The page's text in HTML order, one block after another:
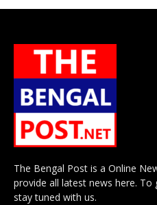
The Bengal Post is a Online
provide all latest news here.
stay tuned with us.